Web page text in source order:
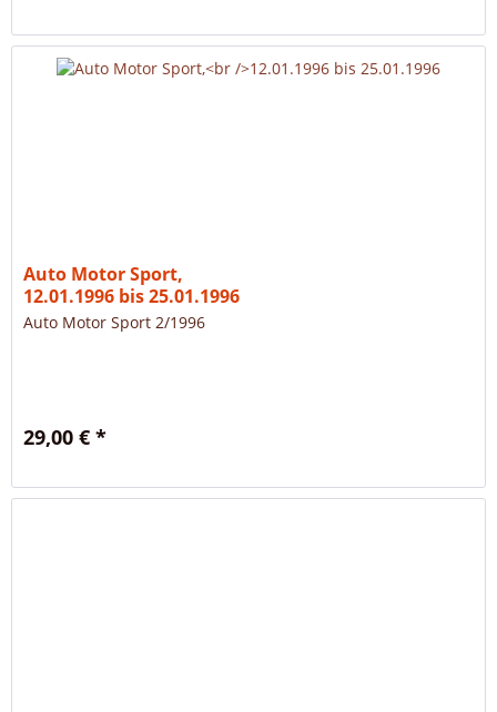
Auto Motor Sport,
12.01.1996 bis 25.01.1996
Auto Motor Sport 2/1996
29,00 € *